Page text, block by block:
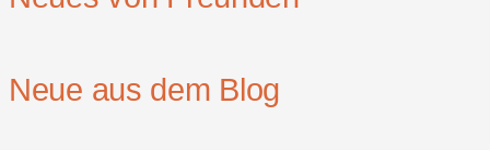
Neue aus dem Blog